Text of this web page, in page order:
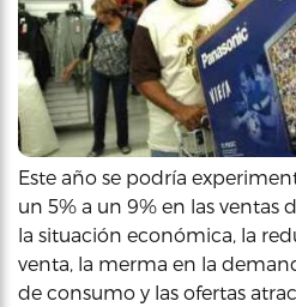
Este año se podría
un 5% a un 9% en las ventas
la situación económica, la
venta, la merma en la
de consumo y las ofertas